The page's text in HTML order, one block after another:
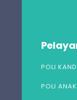
POLI
POLI ANAK